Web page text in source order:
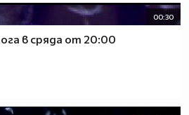
00:30
в сряда от 20:00